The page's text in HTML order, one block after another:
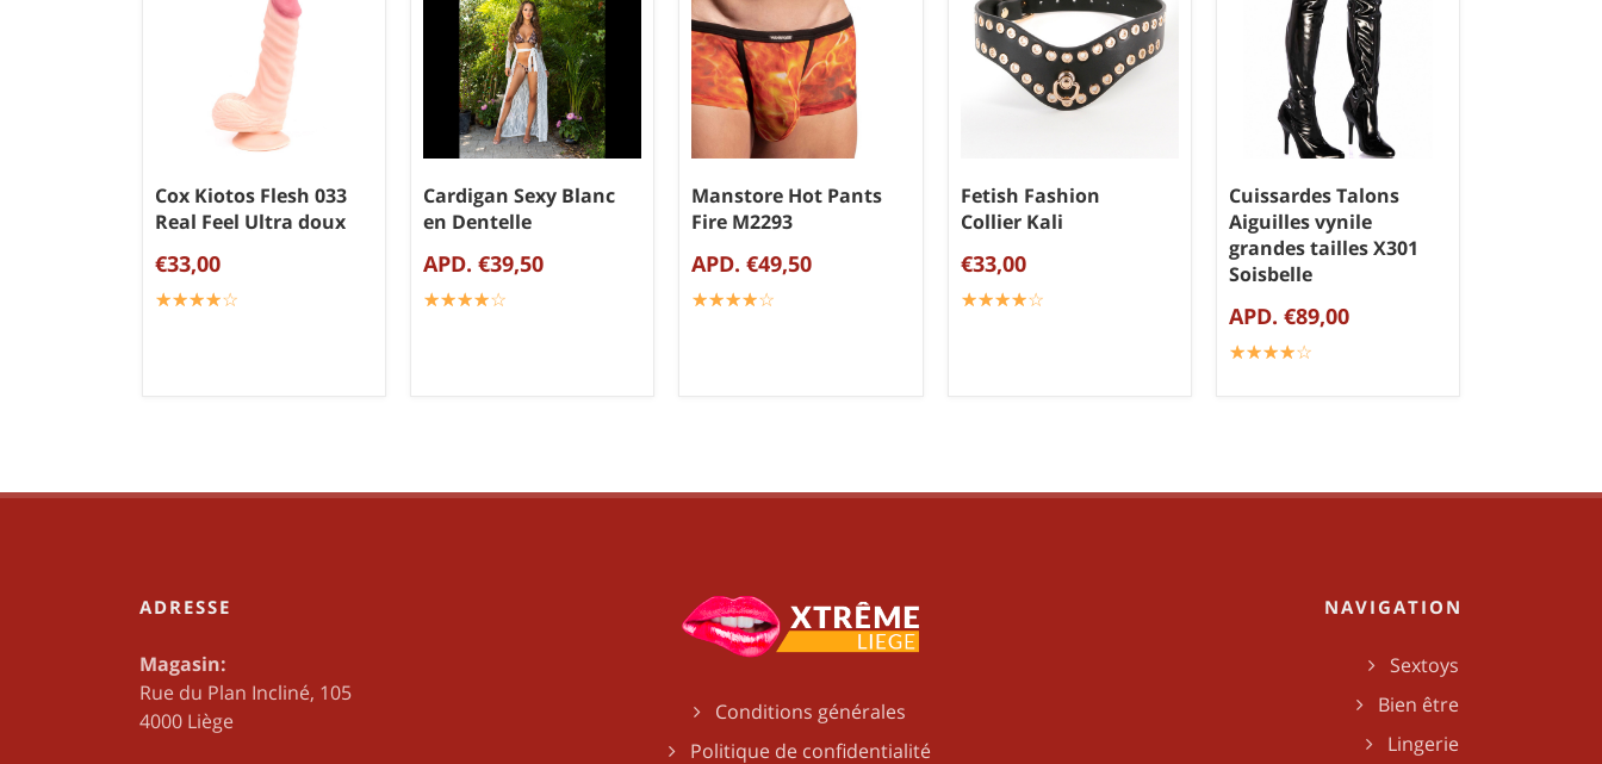
Cox Kiotos Flesh 033
Real Feel Ultra doux
€33,00
☆☆☆☆☆
★★★★★
Cardigan Sexy Blanc
en Dentelle
APD. €39,50
☆☆☆☆☆
★★★★★
Manstore Hot Pants
Fire M2293
APD. €49,50
☆☆☆☆☆
★★★★★
Fetish Fashion
Collier Kali
€33,00
☆☆☆☆☆
★★★★★
Cuissardes Talons
Aiguilles vynile
grandes tailles X301
Soisbelle
APD. €89,00
☆☆☆☆☆
★★★★★
ADRESSE
Magasin:
Rue du Plan Incliné, 105
4000 Liège
Conditions générales
Politique de confidentialité
NAVIGATION
Sextoys
Bien être
Lingerie